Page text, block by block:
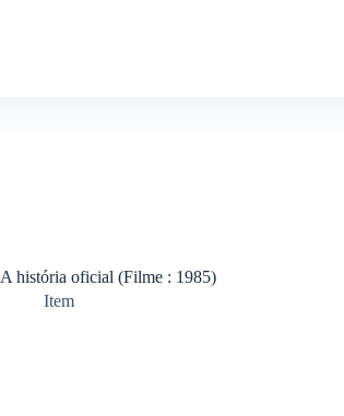
A história oficial (Filme : 1985)
Item